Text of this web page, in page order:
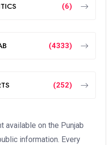
(6)
(4333)
(252)
available on the Punjab
information. Every